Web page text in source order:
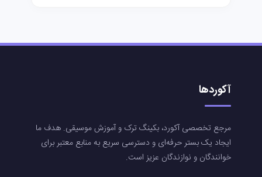
آکوردها
مرجع تخصصی آکورد، بکینگ ترک و آموزش موسیقی. هدف ما
ایجاد یک بستر حرفه‌ای و دسترسی سریع به منابع معتبر برای
خوانندگان و نوازندگان عزیز است.